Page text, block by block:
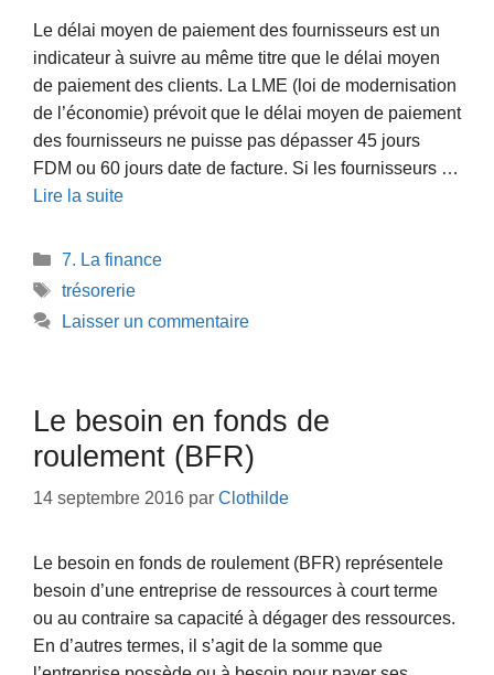
Le délai moyen de paiement des fournisseurs est un
indicateur à suivre au même titre que le délai moyen
de paiement des clients. La LME (loi de modernisation
de l’économie) prévoit que le délai moyen de paiement
des fournisseurs ne puisse pas dépasser 45 jours
FDM ou 60 jours date de facture. Si les fournisseurs …
Lire la suite
Catégories
7. La finance
Étiquettes
trésorerie
Laisser un commentaire
Le besoin en fonds de
roulement (BFR)
14 septembre 2016 par Clothilde
Le besoin en fonds de roulement (BFR) représentele
besoin d’une entreprise de ressources à court terme
ou au contraire sa capacité à dégager des ressources.
En d’autres termes, il s’agit de la somme que